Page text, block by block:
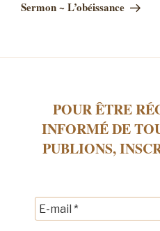
Sermon ~ L’obéissance
POUR ÊTRE
INFORMÉ DE
PUBLIONS,